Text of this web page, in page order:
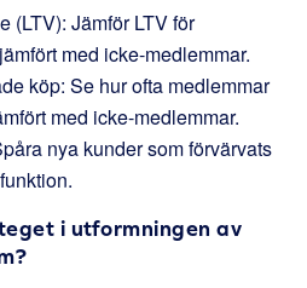
(LTV): Jämför LTV för
med icke-medlemmar.
köp: Se hur ofta medlemmar
med icke-medlemmar.
nya kunder som förvärvats
i utformningen av